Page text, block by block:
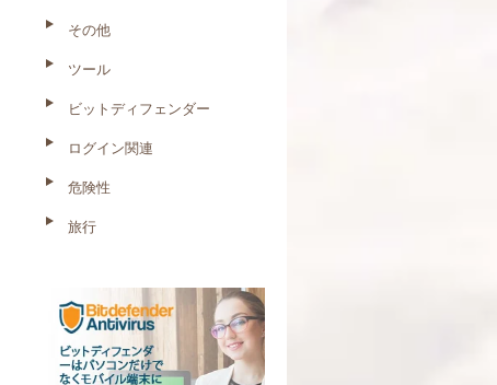
その他
ツール
ビットディフェンダー
ログイン関連
危険性
旅行